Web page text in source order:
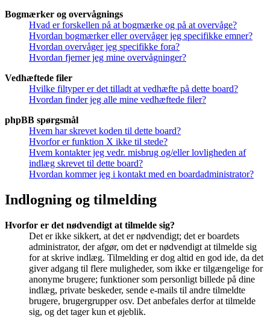
Bogmærker og overvågnings
Hvad er forskellen på at bogmærke og på at overvåge?
Hvordan bogmærker eller overvåger jeg specifikke emner?
Hvordan overvåger jeg specifikke fora?
Hvordan fjerner jeg mine overvågninger?
Vedhæftede filer
Hvilke filtyper er det tilladt at vedhæfte på dette board?
Hvordan finder jeg alle mine vedhæftede filer?
phpBB spørgsmål
Hvem har skrevet koden til dette board?
Hvorfor er funktion X ikke til stede?
Hvem kontakter jeg vedr. misbrug og/eller lovligheden af
indlæg skrevet til dette board?
Hvordan kommer jeg i kontakt med en boardadministrator?
Indlogning og tilmelding
Hvorfor er det nødvendigt at tilmelde sig?
Det er ikke sikkert, at det er nødvendigt; det er boardets
administrator, der afgør, om det er nødvendigt at tilmelde sig
for at skrive indlæg. Tilmelding er dog altid en god ide, da det
giver adgang til flere muligheder, som ikke er tilgængelige for
anonyme brugere; funktioner som personligt billede på dine
indlæg, private beskeder, sende e-mails til andre tilmeldte
brugere, brugergrupper osv. Det anbefales derfor at tilmelde
sig, og det tager kun et øjeblik.